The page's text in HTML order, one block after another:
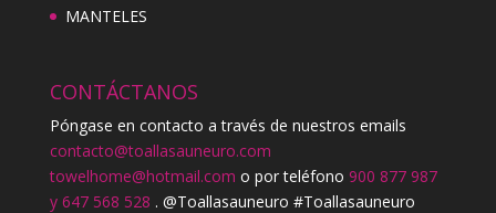
MANTELES
CONTÁCTANOS
Póngase en contacto a través de nuestros emails
contacto@toallasauneuro.com
towelhome@hotmail.com o por teléfono 900 877 987
y 647 568 528 . @Toallasauneuro #Toallasauneuro